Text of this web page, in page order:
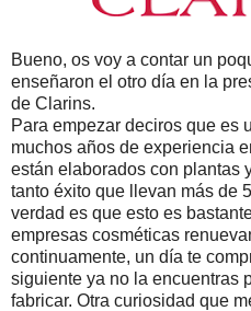
Bueno, os voy a contar un
enseñaron el otro día en la
de Clarins.
Para empezar deciros que es
muchos años de experiencia
están elaborados con plantas
tanto éxito que llevan más de
verdad es que esto es
empresas cosméticas
continuamente, un día te
siguiente ya no la encuentras
fabricar. Otra curiosidad que